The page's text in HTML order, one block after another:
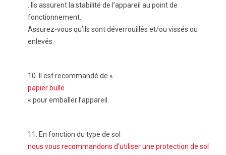
. Ils assurent la stabilité de l’appareil au point de
fonctionnement.
Assurez-vous qu’ils sont déverrouillés et/ou vissés ou
enlevés.
10.
Il est recommandé de «
papier bulle
« pour emballer l’appareil.
11.
En fonction du type de sol
nous vous recommandons d’utiliser une protection de sol